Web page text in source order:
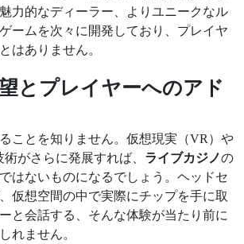
力的なディーラー、よりユニークなル
ームを次々に開発しており、プレイヤ
はありません。
とプレイヤーへのアド
ことを知りません。仮想現実（VR）や
がさらに発展すれば、 ライブカジノの
はないものになるでしょう。ヘッドセ
仮想空間の中で実際にチップを手に取
と会話する、そんな体験が当たり前に
れません。